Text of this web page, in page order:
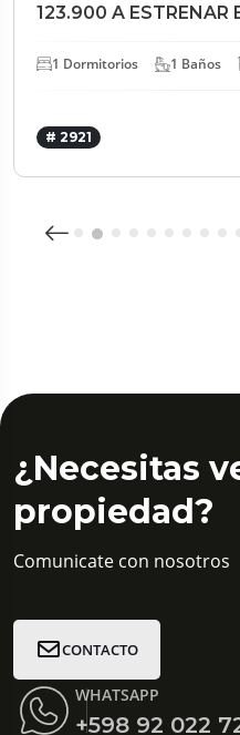
123.900 A ESTRENAR
1 Dormitorios 1 Baños
# 2921
¿Necesitas
propiedad?
Comunicate con nosotros
CONTACTO
WHATSAPP
+598 92 022